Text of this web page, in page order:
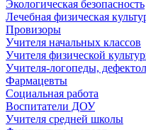
Экологическая безопасность
Лечебная физическая
Провизоры
Учителя начальных классов
Учителя физической
Учителя-логопеды,
Фармацевты
Социальная работа
Воспитатели ДОУ
Учителя средней школы